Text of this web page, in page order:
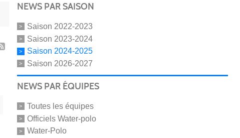
NEWS PAR SAISON
Saison 2022-2023
Saison 2023-2024
Saison 2024-2025
Saison 2026-2027
NEWS PAR ÉQUIPES
Toutes les équipes
Officiels Water-polo
Water-Polo